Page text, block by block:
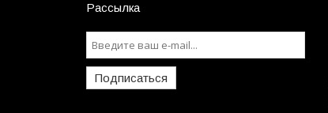
Рассылка
Подписаться